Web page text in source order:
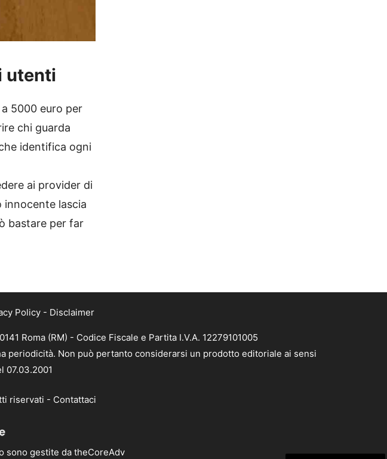
utenti
5000 euro per
chi guarda
identifica ogni
ai provider di
innocente lascia
bastare per far
Policy - Disclaimer
Roma (RM) - Codice Fiscale e Partita I.V.A. 12279101005
periodicità. Non può pertanto considerarsi un prodotto editoriale ai sensi
07.03.2001
riservati - Contattaci
sono gestite da theCoreAdv